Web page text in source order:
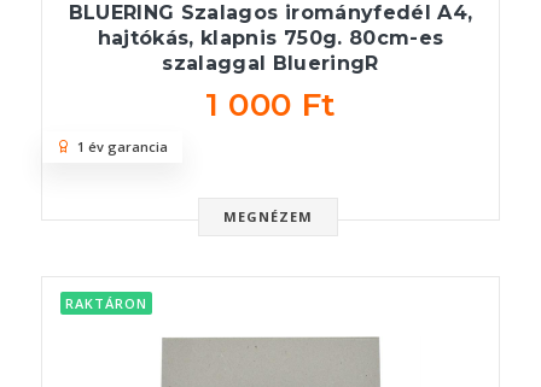
BLUERING Szalagos irományfedél A4,
hajtókás, klapnis 750g. 80cm-es
szalaggal BlueringR
1 000 Ft
MEGNÉZEM
1 év garancia
RAKTÁRON